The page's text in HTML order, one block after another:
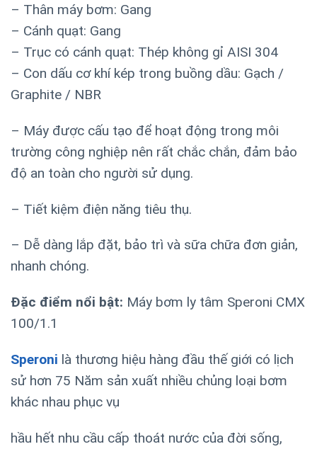
– Thân máy bơm: Gang
– Cánh quạt: Gang
– Trục có cánh quạt: Thép không gỉ AISI 304
– Con dấu cơ khí kép trong buồng dầu: Gạch /
Graphite / NBR
– Máy được cấu tạo để hoạt động trong môi
trường công nghiệp nên rất chắc chắn, đảm bảo
độ an toàn cho người sử dụng.
– Tiết kiệm điện năng tiêu thụ.
– Dễ dàng lắp đặt, bảo trì và sữa chữa đơn giản,
nhanh chóng.
Đặc điểm nổi bật: Máy bơm ly tâm Speroni CMX
100/1.1
Speroni là thương hiệu hàng đầu thế giới có lịch
sử hơn 75 Năm sản xuất nhiều chủng loại bơm
khác nhau phục vụ
hầu hết nhu cầu cấp thoát nước của đời sống,